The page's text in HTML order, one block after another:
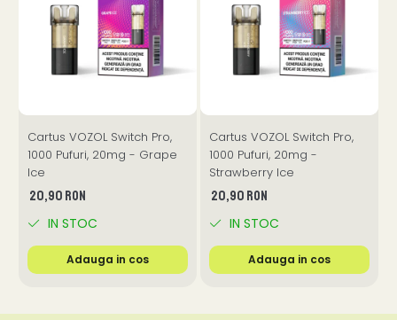
Cartus VOZOL Switch Pro,
1000 Pufuri, 20mg - Grape
Ice
20,90 RON
IN STOC
Adauga in cos
Cartus VOZOL Switch Pro,
1000 Pufuri, 20mg -
Strawberry Ice
20,90 RON
IN STOC
Adauga in cos